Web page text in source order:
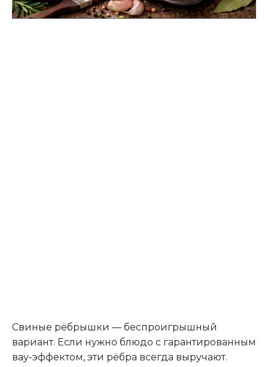
Свиные рёбрышки — беспроигрышный
вариант. Если нужно блюдо с гарантированным
вау-эффектом, эти рёбра всегда выручают.